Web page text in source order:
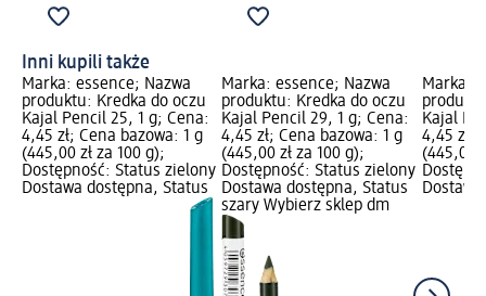
Inni kupili także
Marka: essence; Nazwa
produktu: Kredka do oczu
Kajal Pencil 25, 1 g; Cena:
4,45 zł; Cena bazowa: 1 g
(445,00 zł za 100 g);
Dostępność: Status zielony
Dostawa dostępna, Status
Marka: essence; Nazwa
produktu: Kredka do oczu
Kajal Pencil 29, 1 g; Cena:
4,45 zł; Cena bazowa: 1 g
(445,00 zł za 100 g);
Dostępność: Status zielony
Dostawa dostępna, Status
szary Wybierz sklep dm
Marka:
Kajal
4,45 zł;
(445,00